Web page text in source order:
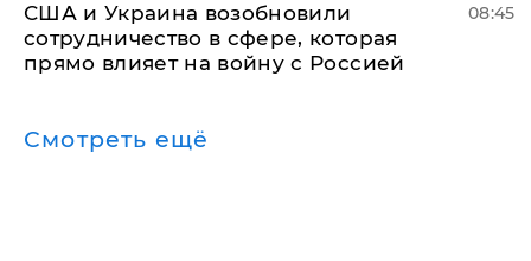
США и Украина возобновили
сотрудничество в сфере, которая
прямо влияет на войну с Россией
08:45
Смотреть ещё